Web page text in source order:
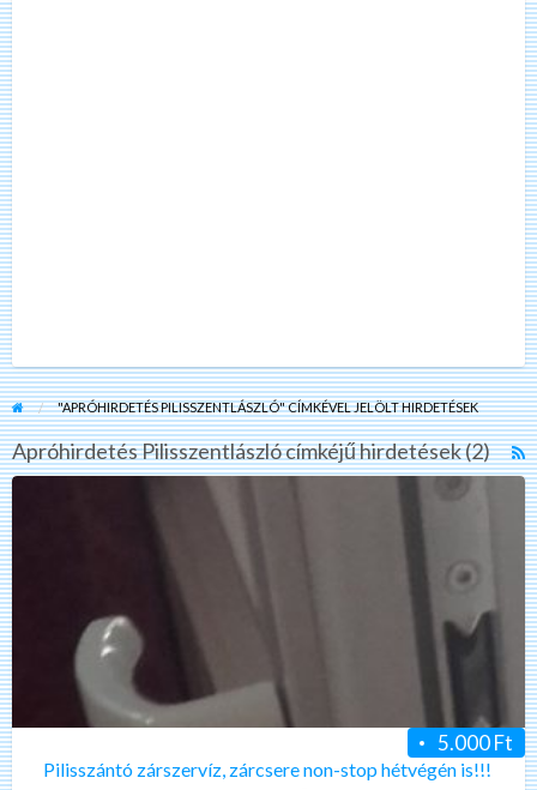
"APRÓHIRDETÉS PILISSZENTLÁSZLÓ" CÍMKÉVEL JELÖLT HIRDETÉSEK
Apróhirdetés Pilisszentlászló címkéjű hirdetések (2)
Pilisszántó
zárszervíz,
zárcsere
non-
stop
hétvégén
is!!!
5.000 Ft
Pilisszántó zárszervíz, zárcsere non-stop hétvégén is!!!